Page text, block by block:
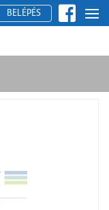
BELÉPÉS